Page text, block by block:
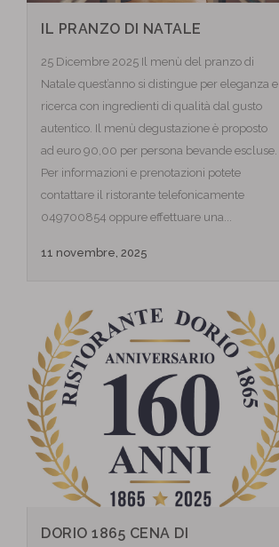
IL PRANZO DI NATALE
25 Dicembre 2025 Il menù del pranzo di
Natale quest’anno si distingue per eleganza e
ricerca con ingredienti di qualità dal gusto
autentico. Il menù degustazione è proposto
ad euro 90,00 per persona bevande escluse.
Per informazioni e prenotazioni potete
contattare il ristorante telefonicamente
049700854 oppure effettuare una...
11 novembre, 2025
DORIO 1865 CENA DI